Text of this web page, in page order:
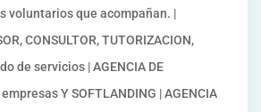
voluntarios que acompañan. |
CONSULTOR, TUTORIZACION,
de servicios | AGENCIA DE
Y SOFTLANDING | AGENCIA